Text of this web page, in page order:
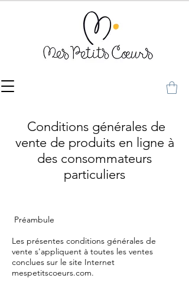
Conditions générales de
vente de produits en ligne à
des consommateurs
particuliers
Préambule
Les présentes conditions générales de
vente s'appliquent à toutes les ventes
conclues sur le site Internet
mespetitscoeurs.com.